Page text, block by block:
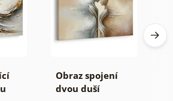
Obraz spojení
dvou duší